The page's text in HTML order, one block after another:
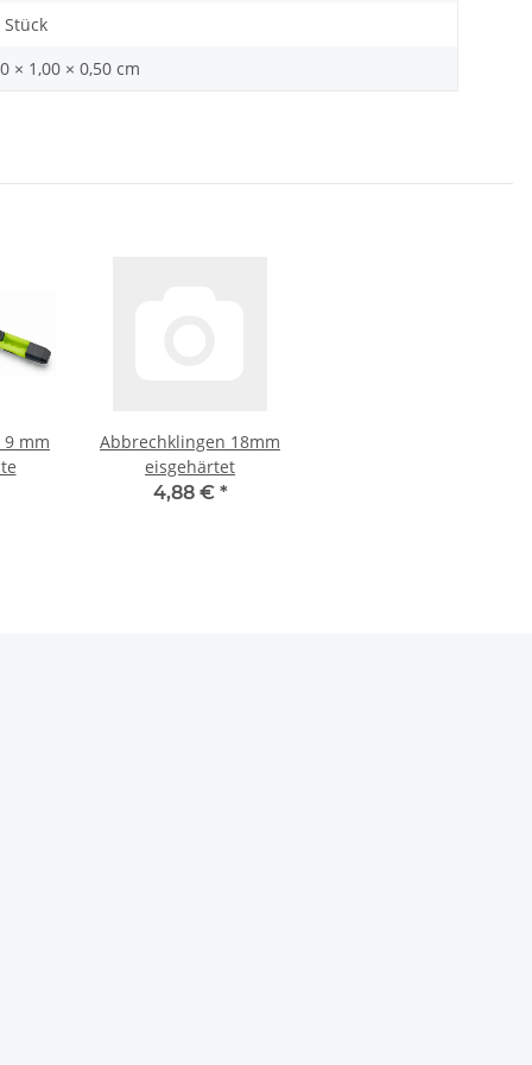
Stück
× 1,00 × 0,50 cm
mm
Abbrechklingen 18mm
eisgehärtet
4,88 € *